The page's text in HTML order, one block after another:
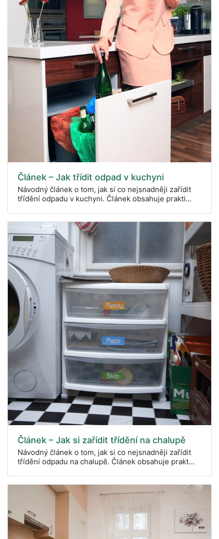
Článek – Jak třídit odpad v kuchyni
Návodný článek o tom, jak si co nejsnadněji zařídit
třídění odpadu v kuchyni. Článek obsahuje prakti...
Článek – Jak si zařídit třídění na chalupě
Návodný článek o tom, jak si co nejsnadněji zařídit
třídění odpadu na chalupě. Článek obsahuje prakt...